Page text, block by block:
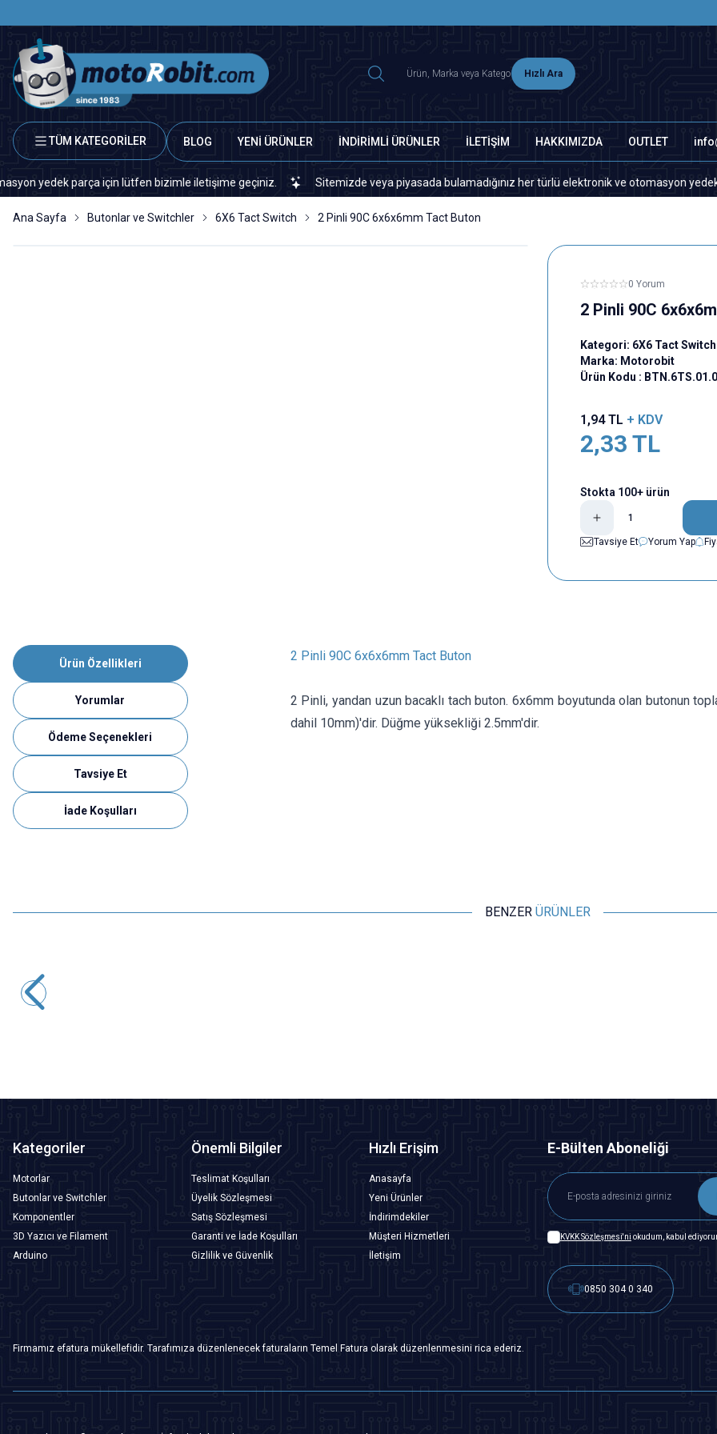
Hızlı Ara
TÜM KATEGORİLER BLOG YENİ ÜRÜNLER İNDİRİMLİ ÜRÜNLER İLETİŞİM HAKKIMIZDA OUTLET
parça için lütfen bizimle iletişime geçiniz. Sitemizde veya piyasada bulamadığınız her türlü elektronik ve otomasyon yedek
Ana Sayfa Butonlar ve Switchler 6X6 Tact Switch 2 Pinli 90C 6x6x6mm Tact Buton
0 Yorum
2 Pinli 90C
Kategori: 6X6 Tact Switch
Marka: Motorobit
Ürün Kodu :
1,94TL + KDV
2,33 TL
Stokta 100+ ürün
Tavsiye Et
Yorum Yap
Ürün Özellikleri
Yorumlar
Ödeme Seçenekleri
Tavsiye Et
İade Koşulları
2 Pinli 90C 6x6x6mm Tact Buton
2 Pinli, yandan uzun bacaklı tach buton. 6x6mm boyutunda olan butonun
dahil 10mm)'dir. Düğme yüksekliği 2.5mm'dir.
BENZER ÜRÜNLER
Kategoriler
Motorlar
Butonlar ve Switchler
Komponentler
3D Yazıcı ve Filament
Arduino
Önemli Bilgiler
Teslimat Koşulları
Üyelik Sözleşmesi
Satış Sözleşmesi
Garanti ve İade Koşulları
Gizlilik ve Güvenlik
Hızlı Erişim
Anasayfa
Yeni Ürünler
İndirimdekiler
Müşteri Hizmetleri
İletişim
E-Bülten Aboneliği
KVKK Sözleşmesi'ni okudum, kabul
0850 304 0 340
Firmamız efatura mükellefidir. Tarafımıza düzenlenecek faturaların Temel Fatura olarak düzenlenmesini rica ederiz.